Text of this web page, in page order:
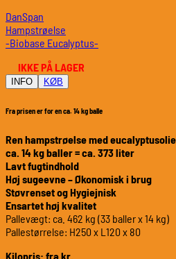
DanSpan
Hampstrøelse
-Biobase Eucalyptus-
IKKE PÅ LAGER
INFO KØB
Fra prisen er for en ca. 14 kg balle
Ren hampstrøelse med eucalyptusolie
ca. 14 kg baller = ca. 373 liter
Lavt fugtindhold
Høj sugeevne – Økonomisk i brug
Støvrenset og Hygiejnisk
Ensartet høj kvalitet
Pallevægt: ca. 462 kg (33 baller x 14 kg)
Pallestørrelse: H250 x L120 x 80
Kilopris: fra kr.